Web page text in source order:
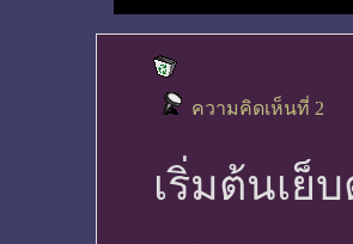
ความคิดเห็นที่ 2
เริ่มต้นเย็